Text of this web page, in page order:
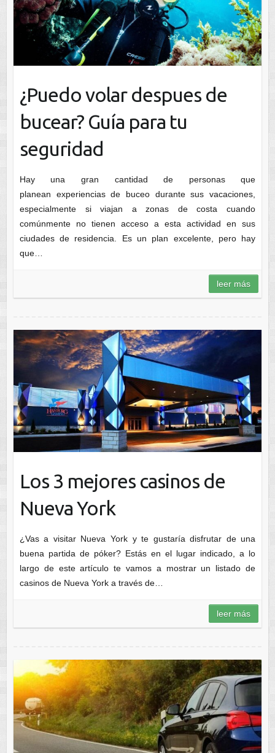
¿Puedo volar despues de
bucear? Guía para tu
seguridad
Hay una gran cantidad de personas que
planean experiencias de buceo durante sus vacaciones,
especialmente si viajan a zonas de costa cuando
comúnmente no tienen acceso a esta actividad en sus
ciudades de residencia. Es un plan excelente, pero hay
que…
leer más
Los 3 mejores casinos de
Nueva York
¿Vas a visitar Nueva York y te gustaría disfrutar de una
buena partida de póker? Estás en el lugar indicado, a lo
largo de este artículo te vamos a mostrar un listado de
casinos de Nueva York a través de…
leer más